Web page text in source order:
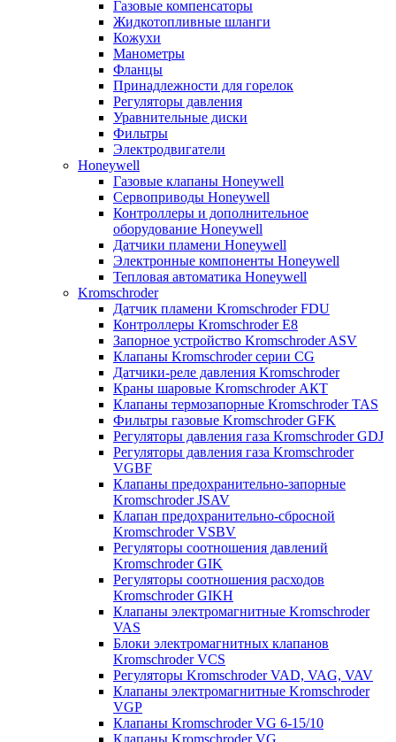
Газовые компенсаторы
Жидкотопливные шланги
Кожухи
Манометры
Фланцы
Принадлежности для горелок
Регуляторы давления
Уравнительные диски
Фильтры
Электродвигатели
Honeywell
Газовые клапаны Honeywell
Сервоприводы Honeywell
Контроллеры и дополнительное
оборудование Honeywell
Датчики пламени Honeywell
Электронные компоненты Honeywell
Тепловая автоматика Honeywell
Kromschroder
Датчик пламени Kromschroder FDU
Контроллеры Kromschroder E8
Запорное устройство Kromschroder ASV
Клапаны Kromschroder серии CG
Датчики-реле давления Kromschroder
Краны шаровые Kromschroder АКТ
Клапаны термозапорные Kromschroder TAS
Фильтры газовые Kromschroder GFK
Регуляторы давления газа Kromschroder GDJ
Регуляторы давления газа Kromschroder
VGBF
Клапаны предохранительно-запорные
Kromschroder JSAV
Клапан предохранительно-сбросной
Kromschroder VSBV
Регуляторы соотношения давлений
Kromschroder GIK
Регуляторы соотношения расходов
Kromschroder GIKH
Клапаны электромагнитные Kromschroder
VAS
Блоки электромагнитных клапанов
Kromschroder VCS
Регуляторы Kromschroder VAD, VAG, VAV
Клапаны электромагнитные Kromschroder
VGP
Клапаны Kromschroder VG 6-15/10
Клапаны Kromschroder VG